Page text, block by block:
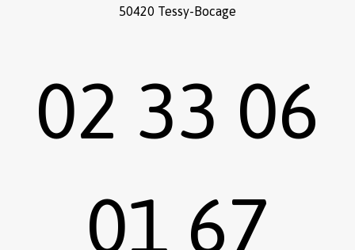
50420 Tessy-Bocage
02 33 06
01 67